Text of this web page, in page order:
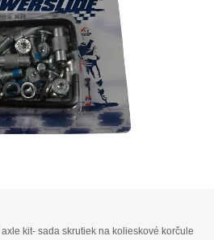
kit- sada skrutiek na kolieskové korčule